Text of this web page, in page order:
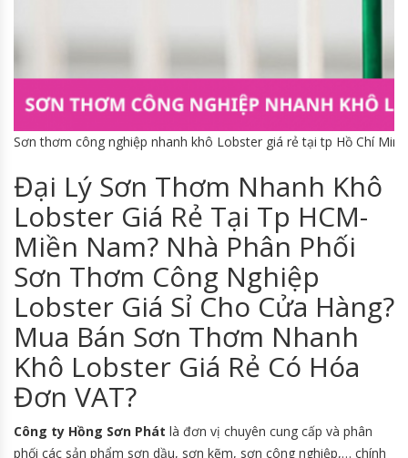
Sơn thơm công nghiệp nhanh khô Lobster giá rẻ tại tp Hồ Chí Minh
Đại Lý Sơn Thơm Nhanh Khô
Lobster Giá Rẻ Tại Tp HCM-
Miền Nam? Nhà Phân Phối
Sơn Thơm Công Nghiệp
Lobster Giá Sỉ Cho Cửa Hàng?
Mua Bán Sơn Thơm Nhanh
Khô Lobster Giá Rẻ Có Hóa
Đơn VAT?
Công ty Hồng Sơn Phát là đơn vị chuyên cung cấp và phân
phối các sản phẩm sơn dầu, sơn kẽm, sơn công nghiệp,… chính